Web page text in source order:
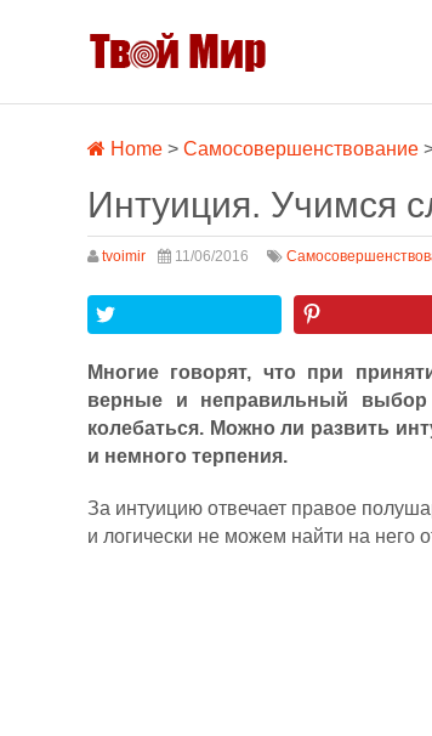
Home > Самосовершенствование
Интуиция. Учимся
tvoimir 11/06/2016
Многие говорят, что при
верные и неправильный выбор
колебаться. Можно ли развить
и немного терпения.
За интуицию отвечает правое
и логически не можем найти на него